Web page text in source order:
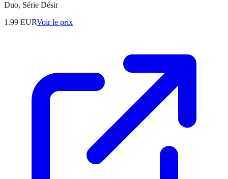
Duo, Série Désir
1.99 EURVoir le prix